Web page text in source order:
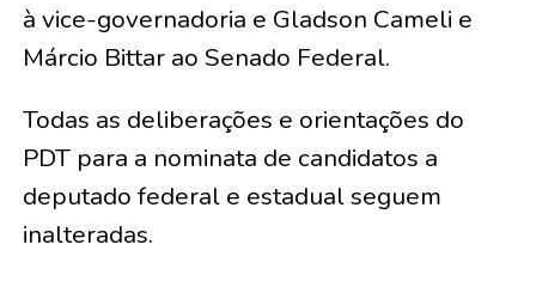
à vice-governadoria e Gladson Cameli e
Márcio Bittar ao Senado Federal.
​Todas as deliberações e orientações do
PDT para a nominata de candidatos a
deputado federal e estadual seguem
inalteradas.